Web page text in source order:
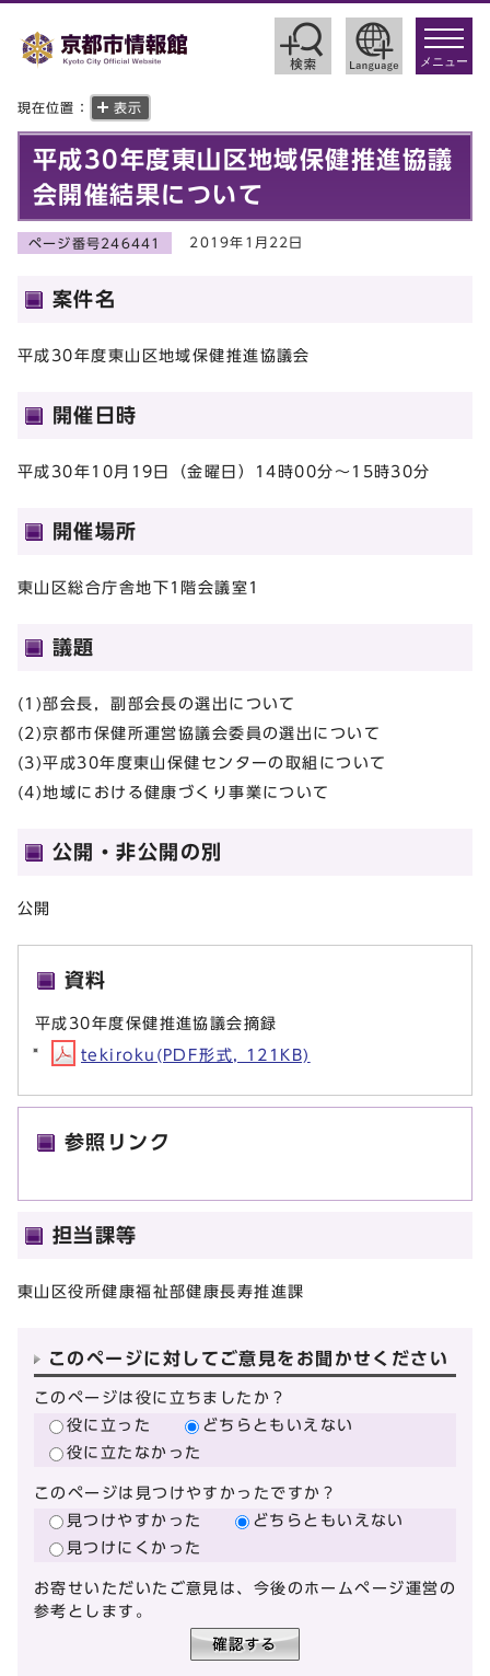
toggle
メニュー
現在位置： 表示
平成30年度東山区地域保健推進協議
会開催結果について
ページ番号246441 2019年1月22日
案件名
平成30年度東山区地域保健推進協議会
開催日時
平成30年10月19日（金曜日）14時00分～15時30分
開催場所
東山区総合庁舎地下1階会議室1
議題
(1)部会長，副部会長の選出について
(2)京都市保健所運営協議会委員の選出について
(3)平成30年度東山保健センターの取組について
(4)地域における健康づくり事業について
公開・非公開の別
公開
資料
平成30年度保健推進協議会摘録
tekiroku(PDF形式, 121KB)
参照リンク
担当課等
東山区役所健康福祉部健康長寿推進課
このページに対してご意見をお聞かせください
このページは役に立ちましたか？
役に立った
どちらともいえない
役に立たなかった
このページは見つけやすかったですか？
見つけやすかった
どちらともいえない
見つけにくかった
お寄せいただいたご意見は、今後のホームページ運営の
参考とします。